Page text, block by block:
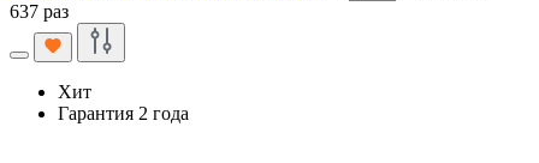
637 раз
Хит
Гарантия 2 года